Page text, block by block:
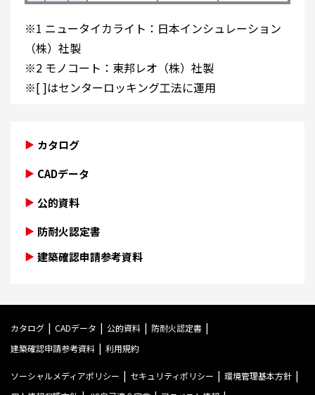
※1 ニュータイカライト：日本インシュレーション
（株）社製
※2 モノコート：東邦レオ（株）社製
※[ ]はセンターロッキング工法に運用
カタログ
CADデータ
公的資料
防耐火認定書
建築確認申請参考資料
カタログ CADデータ 公的資料
防耐火認定書
建築確認申請参考資料
利用規約
ソーシャルメディアポリシー セキュリティポリシー
環境管理基本方針